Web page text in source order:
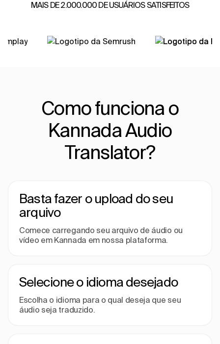
MAIS DE 2.000.000 DE USUÁRIOS SATISFEITOS
Como funciona o
Kannada Audio
Translator?
Basta fazer o upload do seu
arquivo
Comece carregando seu arquivo de áudio ou
vídeo em Kannada em nossa plataforma.
Selecione o idioma desejado
Escolha o idioma para o qual deseja que seu
áudio seja traduzido.